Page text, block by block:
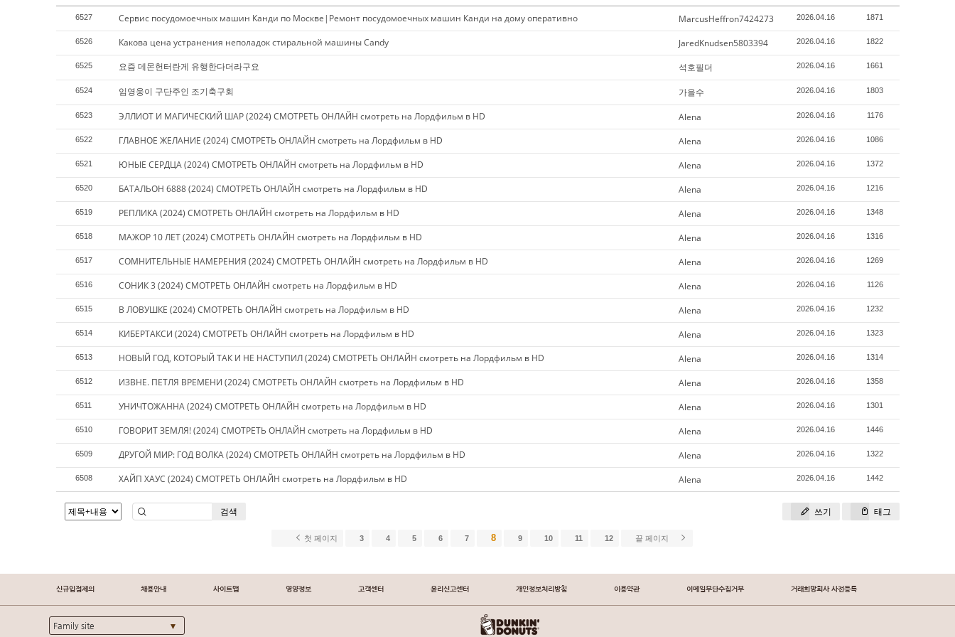
6527 Сервис посудомоечных машин Канди по Москве|Ремонт посудомоечных машин Канди на дому оперативно MarcusHeffron7424273 2026.04.16 1871
6526 Какова цена устранения неполадок стиральной машины Candy JaredKnudsen5803394 2026.04.16 1822
6525 요즘 데몬헌터란게 유행한다더라구요 석호필더 2026.04.16 1661
6524 임영웅이 구단주인 조기축구회 가을수 2026.04.16 1803
6523 ЭЛЛИОТ И МАГИЧЕСКИЙ ШАР (2024) СМОТРЕТЬ ОНЛАЙН смотреть на Лордфильм в HD Alena 2026.04.16 1176
6522 ГЛАВНОЕ ЖЕЛАНИЕ (2024) СМОТРЕТЬ ОНЛАЙН смотреть на Лордфильм в HD Alena 2026.04.16 1086
6521 ЮНЫЕ СЕРДЦА (2024) СМОТРЕТЬ ОНЛАЙН смотреть на Лордфильм в HD Alena 2026.04.16 1372
6520 БАТАЛЬОН 6888 (2024) СМОТРЕТЬ ОНЛАЙН смотреть на Лордфильм в HD Alena 2026.04.16 1216
6519 РЕПЛИКА (2024) СМОТРЕТЬ ОНЛАЙН смотреть на Лордфильм в HD Alena 2026.04.16 1348
6518 МАЖОР 10 ЛЕТ (2024) СМОТРЕТЬ ОНЛАЙН смотреть на Лордфильм в HD Alena 2026.04.16 1316
6517 СОМНИТЕЛЬНЫЕ НАМЕРЕНИЯ (2024) СМОТРЕТЬ ОНЛАЙН смотреть на Лордфильм в HD Alena 2026.04.16 1269
6516 СОНИК 3 (2024) СМОТРЕТЬ ОНЛАЙН смотреть на Лордфильм в HD Alena 2026.04.16 1126
6515 В ЛОВУШКЕ (2024) СМОТРЕТЬ ОНЛАЙН смотреть на Лордфильм в HD Alena 2026.04.16 1232
6514 КИБЕРТАКСИ (2024) СМОТРЕТЬ ОНЛАЙН смотреть на Лордфильм в HD Alena 2026.04.16 1323
6513 НОВЫЙ ГОД, КОТОРЫЙ ТАК И НЕ НАСТУПИЛ (2024) СМОТРЕТЬ ОНЛАЙН смотреть на Лордфильм в HD Alena 2026.04.16 1314
6512 ИЗВНЕ. ПЕТЛЯ ВРЕМЕНИ (2024) СМОТРЕТЬ ОНЛАЙН смотреть на Лордфильм в HD Alena 2026.04.16 1358
6511 УНИЧТОЖАННА (2024) СМОТРЕТЬ ОНЛАЙН смотреть на Лордфильм в HD Alena 2026.04.16 1301
6510 ГОВОРИТ ЗЕМЛЯ! (2024) СМОТРЕТЬ ОНЛАЙН смотреть на Лордфильм в HD Alena 2026.04.16 1446
6509 ДРУГОЙ МИР: ГОД ВОЛКА (2024) СМОТРЕТЬ ОНЛАЙН смотреть на Лордфильм в HD Alena 2026.04.16 1322
6508 ХАЙП ХАУС (2024) СМОТРЕТЬ ОНЛАЙН смотреть на Лордфильм в HD Alena 2026.04.16 1442
쓰기 태그
검색
첫 페이지 3 4 5 6 7 8 9 10 11 12 끝 페이지
신규입점제의 채용안내 사이트맵 영양정보 고객센터 윤리신고센터 개인정보처리방침 이용약관 이메일무단수집거부 거래희망회사 사전등록
Family site